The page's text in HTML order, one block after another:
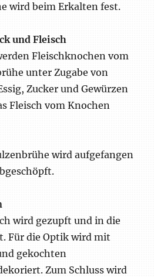
wird beim Erkalten fest.
und Fleisch
Fleischknochen vom
unter Zugabe von
Zucker und Gewürzen
Fleisch vom Knochen
wird aufgefangen
wird gezupft und in die
Für die Optik wird mit
gekochten
Zum Schluss wird